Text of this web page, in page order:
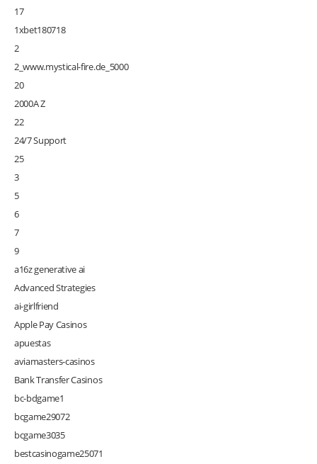
17
1xbet180718
2
2_www.mystical-fire.de_5000
20
2000A Z
22
24/7 Support
25
3
5
6
7
9
a16z generative ai
Advanced Strategies
ai-girlfriend
Apple Pay Casinos
apuestas
aviamasters-casinos
Bank Transfer Casinos
bc-bdgame1
bcgame29072
bcgame3035
bestcasinogame25071